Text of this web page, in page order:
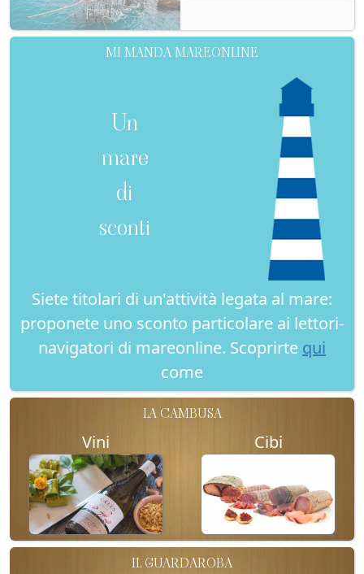
MI MANDA MAREONLINE
Un
mare
di
sconti
Siete titolari di un'attività legata al mare:
proponete uno sconto particolare ai lettori-
navigatori di mareonline. Scoprirte qui
come
LA CAMBUSA
Vini Cibi
IL GUARDAROBA